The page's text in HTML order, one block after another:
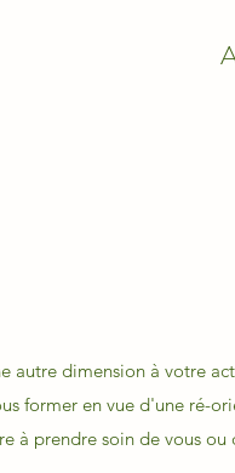
autre dimension à votre
former en vue d'une ré-
à prendre soin de vous ou